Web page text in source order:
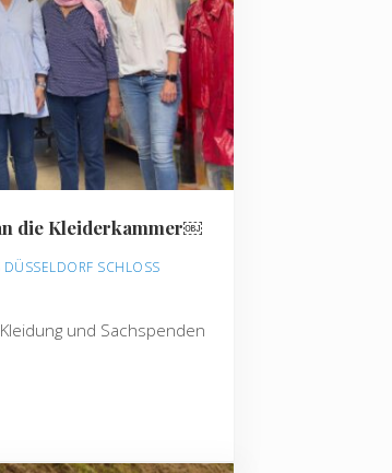
die Kleiderkammer￼
DÜSSELDORF SCHLOSS
und Sachspenden
an die Kleiderkammer￼